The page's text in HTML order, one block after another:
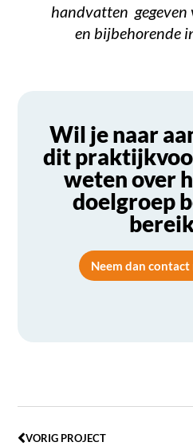
handvatten gegeven
en bijbehorende
Wil je naar
dit
weten over
doelgroep
Neem dan contact
VORIG PROJECT